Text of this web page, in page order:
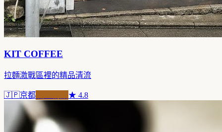
KIT COFFEE
拉麵激戰區裡的精品清流
🇯🇵京都 ★ 4.8